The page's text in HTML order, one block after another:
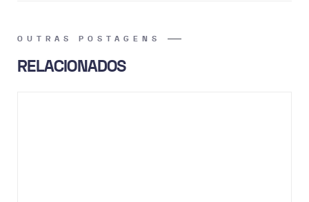
OUTRAS POSTAGENS
RELACIONADOS